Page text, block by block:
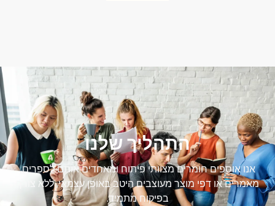
התהליך שלנו
אנו אוספים חומרים מצוותי פיתוח ומאחדים אותם לספרים,
מאמרים או דפי מוצר מעוצבים היטב באופן עצמאי, ללא צורך
בפיקוח מתמיד.